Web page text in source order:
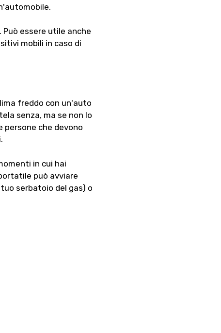
essere utile anche
mobili in caso di
freddo con un'auto
senza, ma se non lo
che devono
in cui hai
può avviare
serbatoio del gas) o